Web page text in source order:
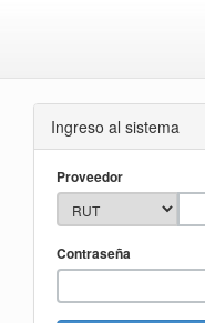
Ingreso al sistema
Proveedor
Contraseña